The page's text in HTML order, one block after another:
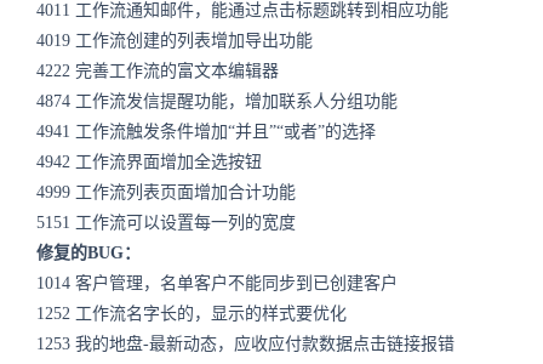
4011 工作流通知邮件，能通过点击标题跳转到相应功能
4019 工作流创建的列表增加导出功能
4222 完善工作流的富文本编辑器
4874 工作流发信提醒功能，增加联系人分组功能
4941 工作流触发条件增加“并且”“或者”的选择
4942 工作流界面增加全选按钮
4999 工作流列表页面增加合计功能
5151 工作流可以设置每一列的宽度
修复的BUG：
1014 客户管理，名单客户不能同步到已创建客户
1252 工作流名字长的，显示的样式要优化
1253 我的地盘-最新动态，应收应付款数据点击链接报错